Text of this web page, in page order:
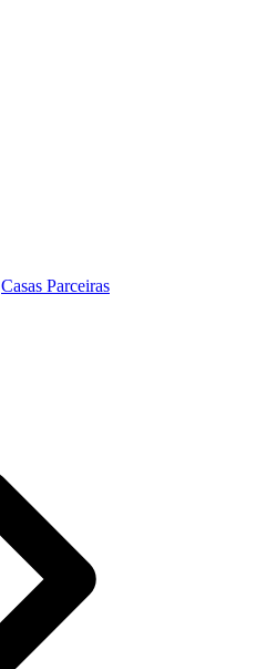
Casas Parceiras